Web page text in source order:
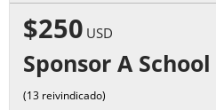
$250 USD
Sponsor A School
(13 reivindicado)